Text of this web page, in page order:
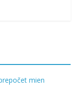
mien